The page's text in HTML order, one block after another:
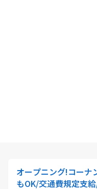
オープニング!コーナ
もOK/交通費規定支